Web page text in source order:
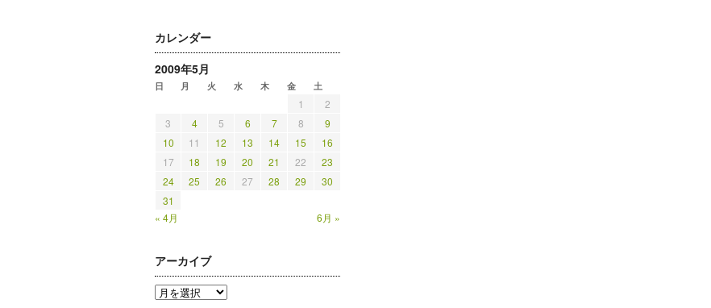
カレンダー
2009年5月
日 月 火 水 木 金 土
1
2
3
4 5 6 7 8
9
10
11 12 13 14 15
16
17
18 19 20 21 22
23
24
25 26 27 28 29
30
31
« 4月
6月 »
アーカイブ
ア